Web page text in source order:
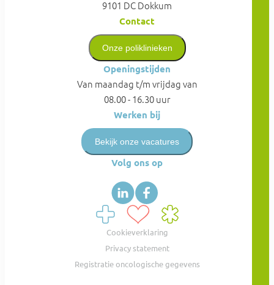
9101 DC Dokkum
Contact
Onze poliklinieken
Openingstijden
Van maandag t/m vrijdag van
08.00 - 16.30 uur
Werken bij
Bekijk onze vacatures
Volg ons op
Cookieverklaring
Privacy statement
Registratie oncologische gegevens